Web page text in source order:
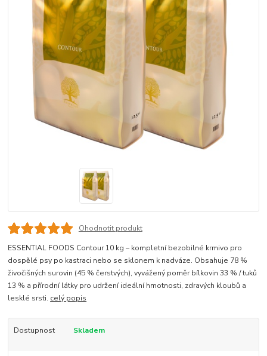
Ohodnotit produkt
ESSENTIAL FOODS Contour 10 kg – kompletní bezobilné krmivo pro
dospělé psy po kastraci nebo se sklonem k nadváze. Obsahuje 78 %
živočišných surovin (45 % čerstvých), vyvážený poměr bílkovin 33 % / tuků
13 % a přírodní látky pro udržení ideální hmotnosti, zdravých kloubů a
lesklé srsti. celý popis
Dostupnost Skladem